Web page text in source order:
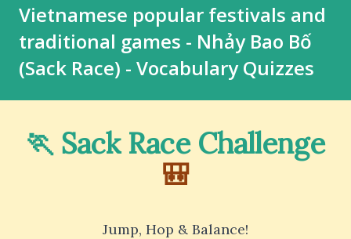
Vietnamese popular festivals and
traditional games - Nhảy Bao Bố
(Sack Race) - Vocabulary Quizzes
🏃 Sack Race Challenge
🎒
Jump, Hop & Balance!